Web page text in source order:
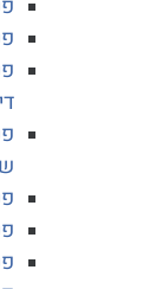
פטור
פטור
פטור
פטור
פטור
פטור